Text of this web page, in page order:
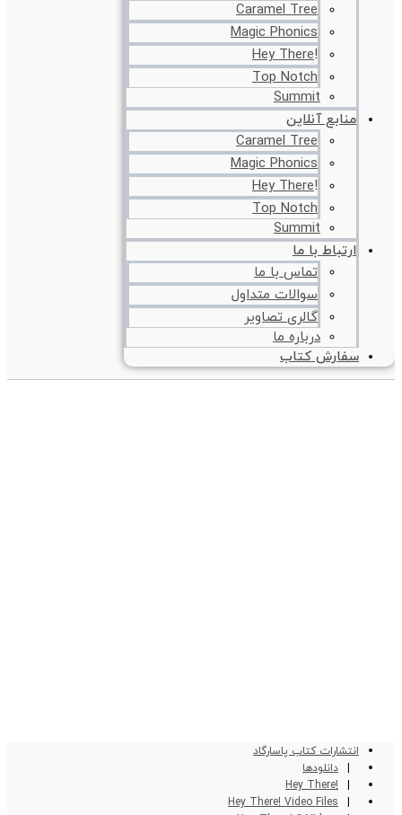
Caramel Tree
Magic Phonics
!Hey There
Top Notch
Summit
منابع آنلاین
Caramel Tree
Magic Phonics
!Hey There
Top Notch
Summit
ارتباط با ما
تماس با ما
سوالات متداول
گالری تصاویر
درباره ما
سفارش کتاب
انتشارات کتاب پاسارگاد
دانلودها
!Hey There
Hey There! Video Files